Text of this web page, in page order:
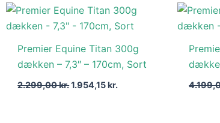
Premier Equine Titan 300g
dækken – 7,3″ – 170cm, Sort
2.299,00kr.
Den
oprindelige
pris
2.299,00 kr..
1.954,15kr.
Den
aktuelle
pris
1.954,15 kr..